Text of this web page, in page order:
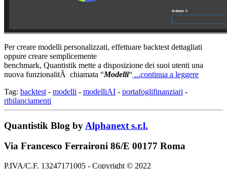
Per creare modelli personalizzati, effettuare backtest dettagliati
oppure creare semplicemente
benchmark, Quantistik mette a disposizione dei suoi utenti una
nuova funzionalitÃ chiamata “Modelli“ ...continua a leggere
Tag: backtest - modelli - modelliAI - portafoglifinanziari -
ribilanciamenti
Quantistik Blog by Alphanext s.r.l.
Via Francesco Ferraironi 86/E 00177 Roma
P.IVA/C.F. 13247171005 - Copyright © 2022